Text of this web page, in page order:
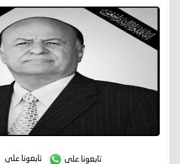
تابعونا على تابعونا على